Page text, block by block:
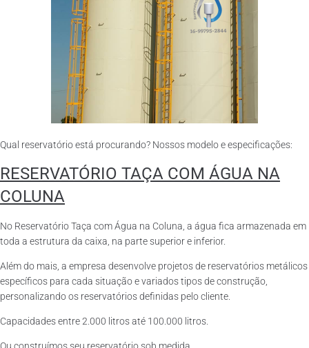
Qual reservatório está procurando? Nossos modelo e especificações:
RESERVATÓRIO TAÇA COM ÁGUA NA
COLUNA
No Reservatório Taça com Água na Coluna, a água fica armazenada em
toda a estrutura da caixa, na parte superior e inferior.
Além do mais, a empresa desenvolve projetos de reservatórios metálicos
específicos para cada situação e variados tipos de construção,
personalizando os reservatórios definidas pelo cliente.
Capacidades entre 2.000 litros até 100.000 litros.